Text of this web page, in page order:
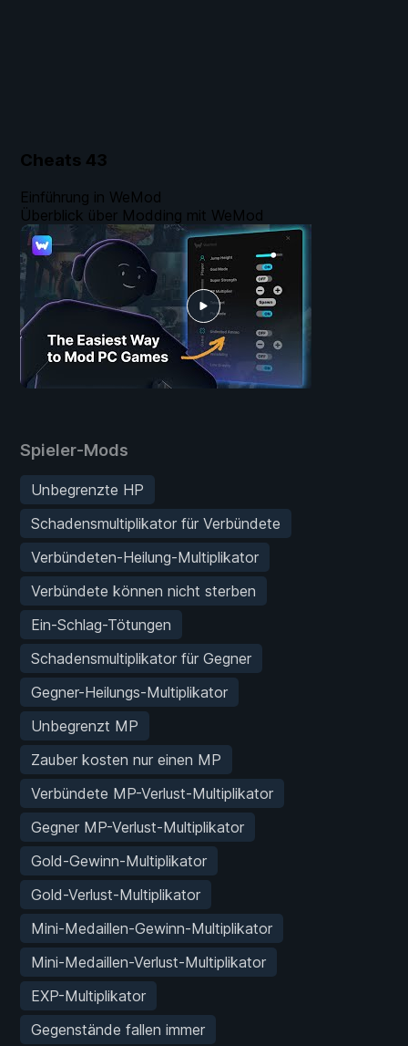
Cheats 43
Spieler-Mods
Unbegrenzte HP
Schadensmultiplikator für Verbündete
Verbündeten-Heilung-Multiplikator
Verbündete können nicht sterben
Ein-Schlag-Tötungen
Schadensmultiplikator für Gegner
Gegner-Heilungs-Multiplikator
Unbegrenzt MP
Zauber kosten nur einen MP
Verbündete MP-Verlust-Multiplikator
Gegner MP-Verlust-Multiplikator
Gold-Gewinn-Multiplikator
Gold-Verlust-Multiplikator
Mini-Medaillen-Gewinn-Multiplikator
Mini-Medaillen-Verlust-Multiplikator
EXP-Multiplikator
Gegenstände fallen immer
Einführung in WeMod
Überblick über Modding mit WeMod